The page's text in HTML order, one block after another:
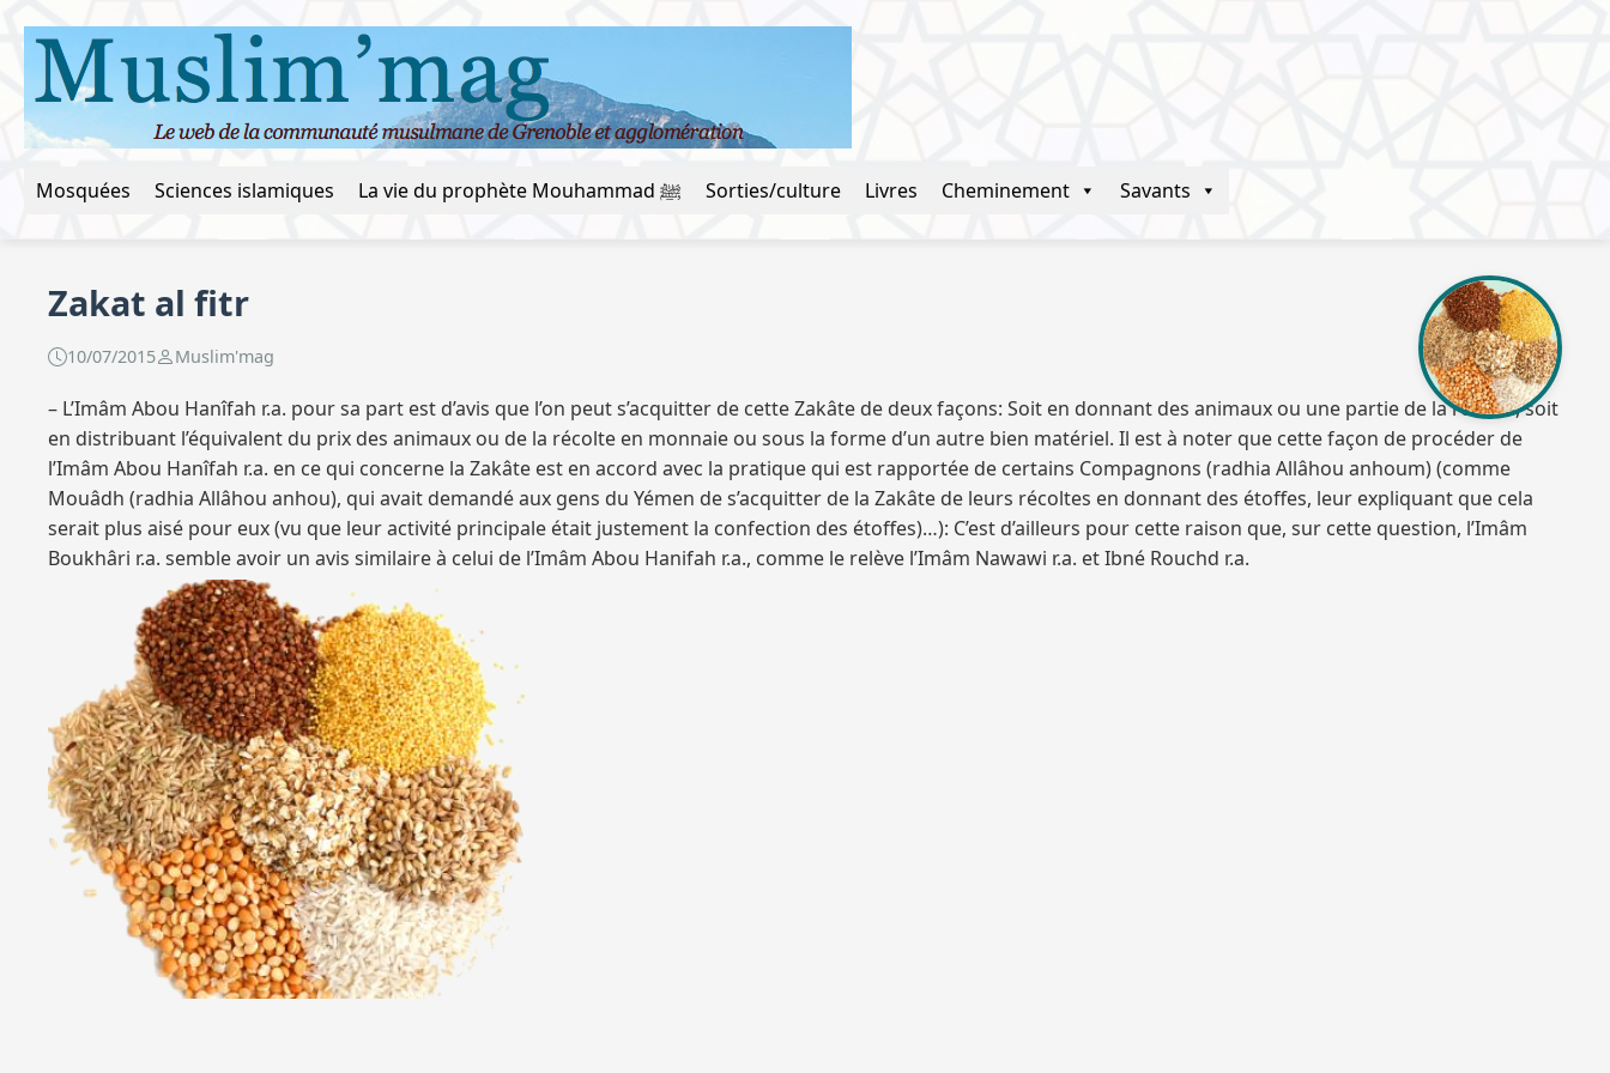
Mosquées Sciences islamiques La vie du prophète Mouhammad ﷺ Sorties/culture Livres Cheminement Savants
Zakat al fitr
10/07/2015 Muslim'mag
– L’Imâm Abou Hanîfah r.a. pour sa part est d’avis que l’on peut s’acquitter de cette Zakâte de deux façons: Soit en donnant des animaux ou une partie de la récolte, soit
en distribuant l’équivalent du prix des animaux ou de la récolte en monnaie ou sous la forme d’un autre bien matériel. Il est à noter que cette façon de procéder de
l’Imâm Abou Hanîfah r.a. en ce qui concerne la Zakâte est en accord avec la pratique qui est rapportée de certains Compagnons (radhia Allâhou anhoum) (comme
Mouâdh (radhia Allâhou anhou), qui avait demandé aux gens du Yémen de s’acquitter de la Zakâte de leurs récoltes en donnant des étoffes, leur expliquant que cela
serait plus aisé pour eux (vu que leur activité principale était justement la confection des étoffes)…): C’est d’ailleurs pour cette raison que, sur cette question, l’Imâm
Boukhâri r.a. semble avoir un avis similaire à celui de l’Imâm Abou Hanifah r.a., comme le relève l’Imâm Nawawi r.a. et Ibné Rouchd r.a.